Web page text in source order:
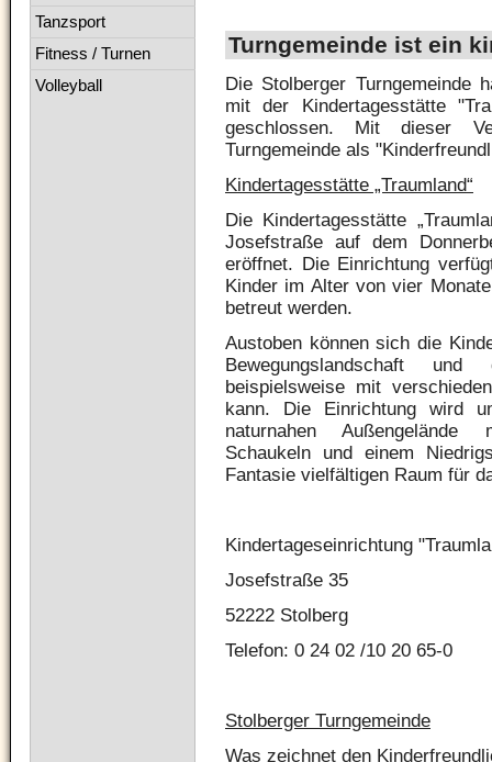
Turngemeinde ist ein
Die Stolberger Turngemeinde
mit der Kindertagesstätte
geschlossen. Mit dieser
Turngemeinde als
Kindertagesstätte „Traumland“
Die Kindertagesstätte
Josefstraße auf dem
eröffnet. Die Einrichtung
Kinder im Alter von vier
betreut werden.
Austoben können sich die
Bewegungslandschaft
beispielsweise mit
kann. Die Einrichtung wird
naturnahen Außengelände
Schaukeln und einem
Fantasie vielfältigen Raum für
Kindertageseinrichtung
Josefstraße 35
52222 Stolberg
Telefon: 0 24 02 /10 20 65-0
Stolberger Turngemeinde
Was zeichnet den
Tanzsport
Fitness / Turnen
Volleyball